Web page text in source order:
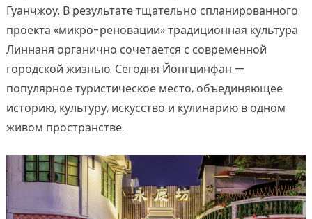
Гуанчжоу. В результате тщательно спланированного
проекта «микро-реновации» традиционная культура
Линнаня органично сочетается с современной
городской жизнью. Сегодня Йонгцинфан —
популярное туристическое место, объединяющее
историю, культуру, искусство и кулинарию в одном
живом пространстве.